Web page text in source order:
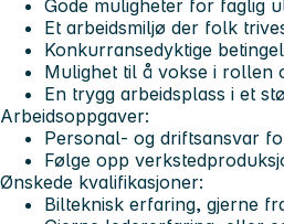
Gode muligheter for faglig
Et arbeidsmiljø der folk
Konkurransedyktige
Mulighet til å vokse i rollen
En trygg arbeidsplass i et
Arbeidsoppgaver:
Personal- og driftsansvar
Følge opp
Ønskede kvalifikasjoner:
Bilteknisk erfaring, gjerne